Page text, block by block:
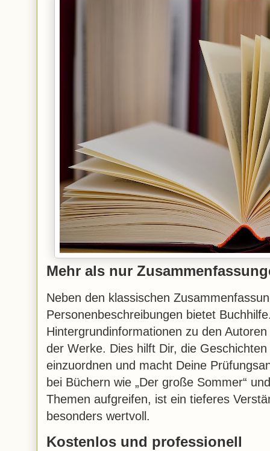
Mehr als nur
Neben den klassischen
Personenbeschreibungen bietet
Hintergrundinformationen zu den
der Werke. Dies hilft Dir, die
einzuordnen und macht Deine
bei Büchern wie „Der große Sommer“
Themen aufgreifen, ist ein tieferes
besonders wertvoll.
Kostenlos und professionell